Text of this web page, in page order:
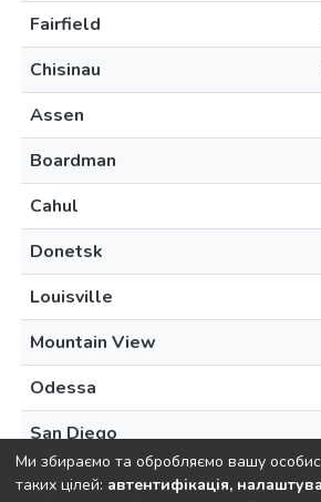
Fairfield
Chisinau
Assen
Boardman
Cahul
Donetsk
Louisville
Mountain View
Odessa
San Diego
Ми збираємо та обробляємо вашу
таких цілей: автентифікація,